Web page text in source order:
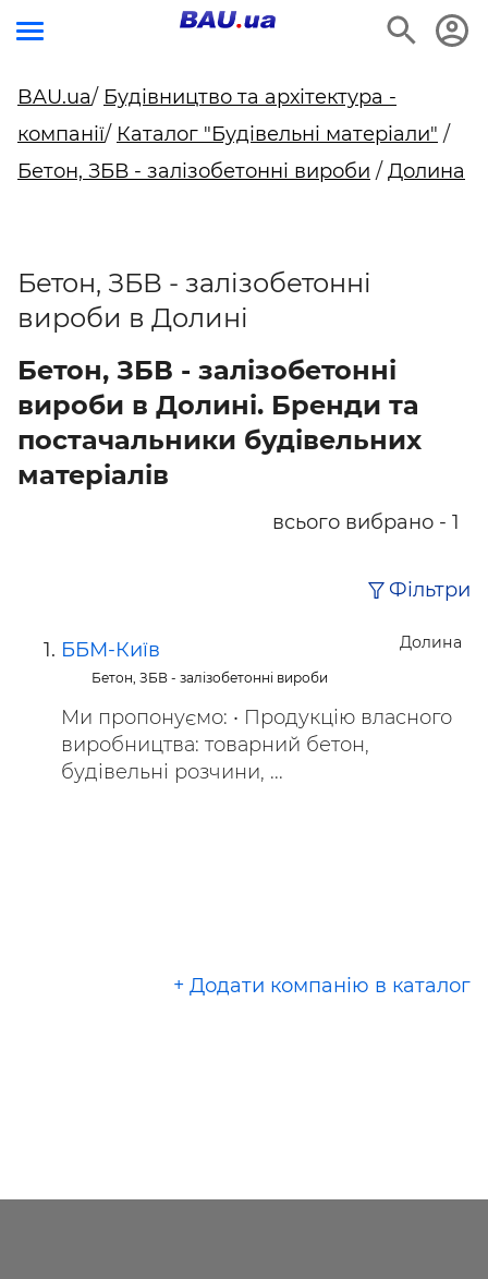
BAU.ua/ Будівництво та архітектура -
компанії/ Каталог "Будівельні матеріали" /
Бетон, ЗБВ - залізобетонні вироби / Долина
Бетон, ЗБВ - залізобетонні
вироби в Долині
Бетон, ЗБВ - залізобетонні
вироби в Долині. Бренди та
постачальники будівельних
матеріалів
всього вибрано - 1
Фільтри
Долина
ББМ-Київ
Бетон, ЗБВ - залізобетонні вироби
Ми пропонуємо: • Продукцію власного
виробництва: товарний бетон,
будівельні розчини, ...
+ Додати компанію в каталог